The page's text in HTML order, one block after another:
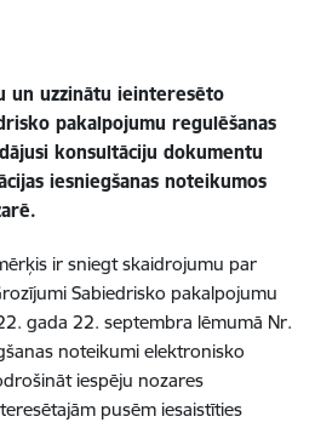
un uzzinātu ieinteresēto
pakalpojumu regulēšanas
konsultāciju dokumentu
iesniegšanas noteikumos
ir sniegt skaidrojumu par
Sabiedrisko pakalpojumu
gada 22. septembra lēmumā Nr.
noteikumi elektronisko
iespēju nozares
pusēm iesaistīties